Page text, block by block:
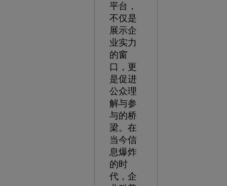
平台，
不仅是
展示企
业实力
的窗
口，更
是促进
公众理
解与参
与的桥
梁。在
当今信
息爆炸
的时
代，企